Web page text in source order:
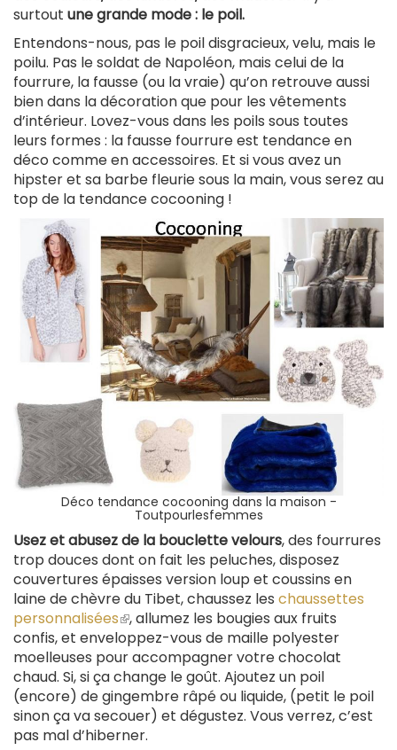
surtout une grande mode : le poil.
Entendons-nous, pas le poil disgracieux, velu, mais le
poilu. Pas le soldat de Napoléon, mais celui de la
fourrure, la fausse (ou la vraie) qu’on retrouve aussi
bien dans la décoration que pour les vêtements
d’intérieur. Lovez-vous dans les poils sous toutes
leurs formes : la fausse fourrure est tendance en
déco comme en accessoires. Et si vous avez un
hipster et sa barbe fleurie sous la main, vous serez au
top de la tendance cocooning !
Déco tendance cocooning dans la maison -
Toutpourlesfemmes
Usez et abusez de la bouclette velours, des fourrures
trop douces dont on fait les peluches, disposez
couvertures épaisses version loup et coussins en
laine de chèvre du Tibet, chaussez les chaussettes
personnalisées(le
lien
est
externe)
, allumez les bougies aux fruits
confis, et enveloppez-vous de maille polyester
moelleuses pour accompagner votre chocolat
chaud. Si, si ça change le goût. Ajoutez un poil
(encore) de gingembre râpé ou liquide, (petit le poil
sinon ça va secouer) et dégustez. Vous verrez, c’est
pas mal d’hiberner.